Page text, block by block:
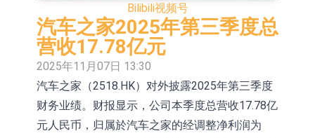
2026年8月12日透过重开进行投标
1年期港元隔夜平均指数挂钩债券将
于2026年8月12日进行投标
香港证监会就中国糖果前高管的失当
行为取得13年取消资格令
【异动股】港股跌幅榜前十，融信中
国(03301.HK)跌38.98%，德信服务集
团(02215.HK)跌35.71%
【异动股】港股涨幅榜前十，生物系
统工程股权(02902.HK)涨+218.75%，
地纬智能：暂未开展对外的语料商业
Bilibili视频号
汽车之家2025年第三季度总
营收17.78亿元
2025年11月07日 13:30
汽车之家（2518.HK）对外披露2025年第三季度
财务业绩。财报显示，公司本季度总营收17.78亿
元人民币，归属於汽车之家的经调整净利润为